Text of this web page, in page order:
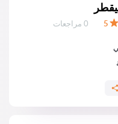
5 عدد المراجعات:
0 مراجعات